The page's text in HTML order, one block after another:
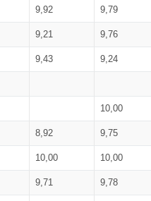
9,92 9,79
9,21 9,76
9,43 9,24
10,00
8,92 9,75
10,00 10,00
9,71 9,78